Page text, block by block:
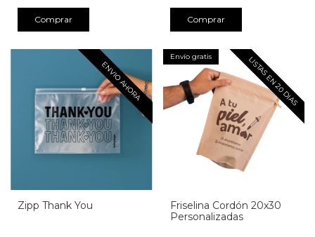
Comprar Comprar
ENVIO AHORA
Zipp Thank You
Envío gratis LISTAS EN 20 DIAS
Friselina Cordón 20x30
Personalizadas